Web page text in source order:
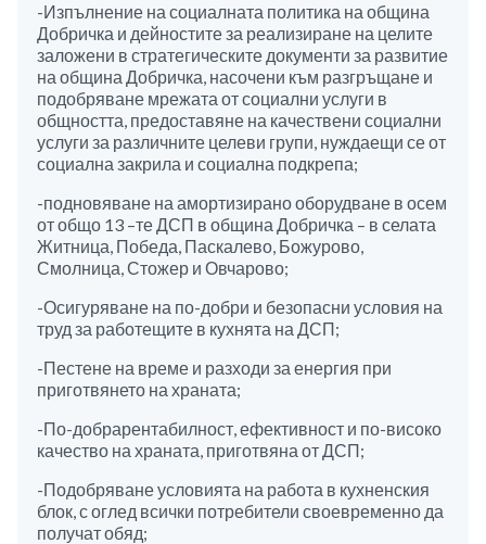
-Изпълнение на социалната политика на община
Добричка и дейностите за реализиране на целите
заложени в стратегическите документи за развитие
на община Добричка, насочени към разгръщане и
подобряване мрежата от социални услуги в
общността, предоставяне на качествени социални
услуги за различните целеви групи, нуждаещи се от
социална закрила и социална подкрепа;
-подновяване на амортизирано оборудване в осем
от общо 13 –те ДСП в община Добричка – в селата
Житница, Победа, Паскалево, Божурово,
Смолница, Стожер и Овчарово;
-Осигуряване на по-добри и безопасни условия на
труд за работещите в кухнята на ДСП;
-Пестене на време и разходи за енергия при
приготвянето на храната;
-По-добрарентабилност, ефективност и по-високо
качество на храната, приготвяна от ДСП;
-Подобряване условията на работа в кухненския
блок, с оглед всички потребители своевременно да
получат обяд;